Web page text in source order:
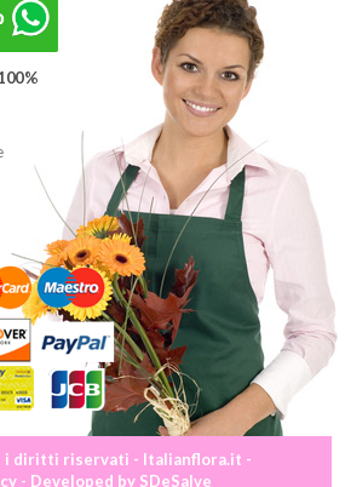
i diritti riservati - Italianflora.it -
- Developed by SDeSalve